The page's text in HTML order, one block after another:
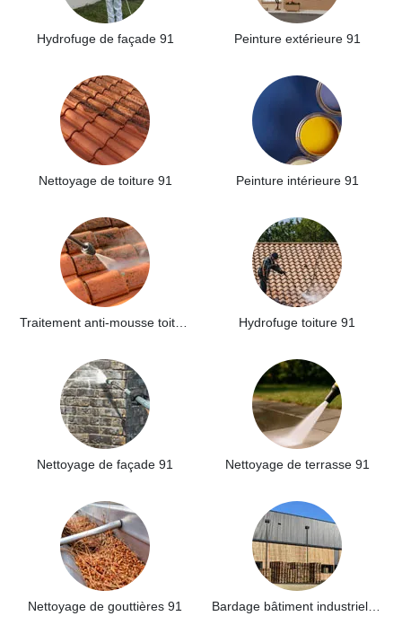
Hydrofuge de façade 91 Peinture extérieure 91
Nettoyage de toiture 91 Peinture intérieure 91
Hydrofuge toiture 91
Nettoyage de façade 91 Nettoyage de terrasse 91
Nettoyage de gouttières 91